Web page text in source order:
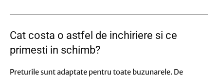
Cat costa o astfel de inchiriere si ce
primesti in schimb?
Preturile sunt adaptate pentru toate buzunarele. De